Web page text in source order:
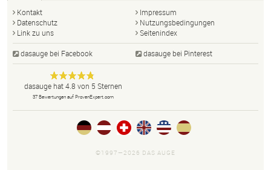
Kontakt
Impressum
Datenschutz
Nutzungsbedingungen
Link zu uns
Seitenindex
dasauge bei Facebook dasauge bei Pinterest
dasauge
Designer,
Fotografen,
Agenturen,
Portfolios
und Jobs.
Anonym
dasaugehat4.8 von 5 Sternen
37Bewertungen auf ProvenExpert.com
©1997—2026 DAS AUGE